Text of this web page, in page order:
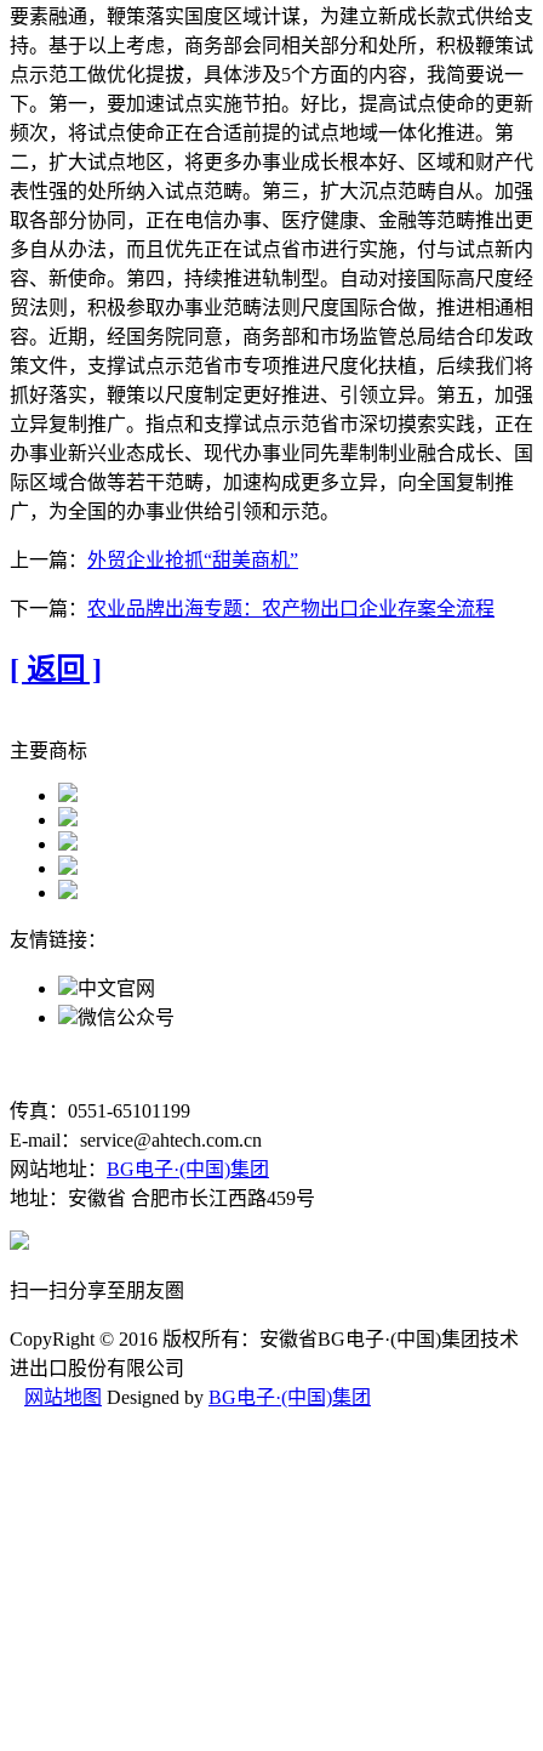
上一篇： 外贸企业抢抓“甜美商机”
下一篇： 农业品牌出海专题：农产物出口企业存案全流程
[ 返回 ]
主要商标
友情链接：
中文官网
微信公众号
传真：0551-65101199
E-mail：service@ahtech.com.cn
网站地址： BG电子·(中国)集团
地址：安徽省 合肥市长江西路459号
扫一扫分享至朋友圏
CopyRight © 2016 版权所有：安徽省BG电子·(中国)集团技术
进出口股份有限公司
网站地图 Designed by BG电子·(中国)集团